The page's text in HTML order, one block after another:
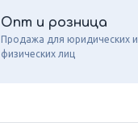
Опт и розница
Продажа для юридических и
физических лиц